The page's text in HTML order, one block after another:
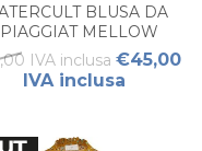
BLUSA DA
MELLOW
PEACH
IVA inclusa €45,00
IVA inclusa